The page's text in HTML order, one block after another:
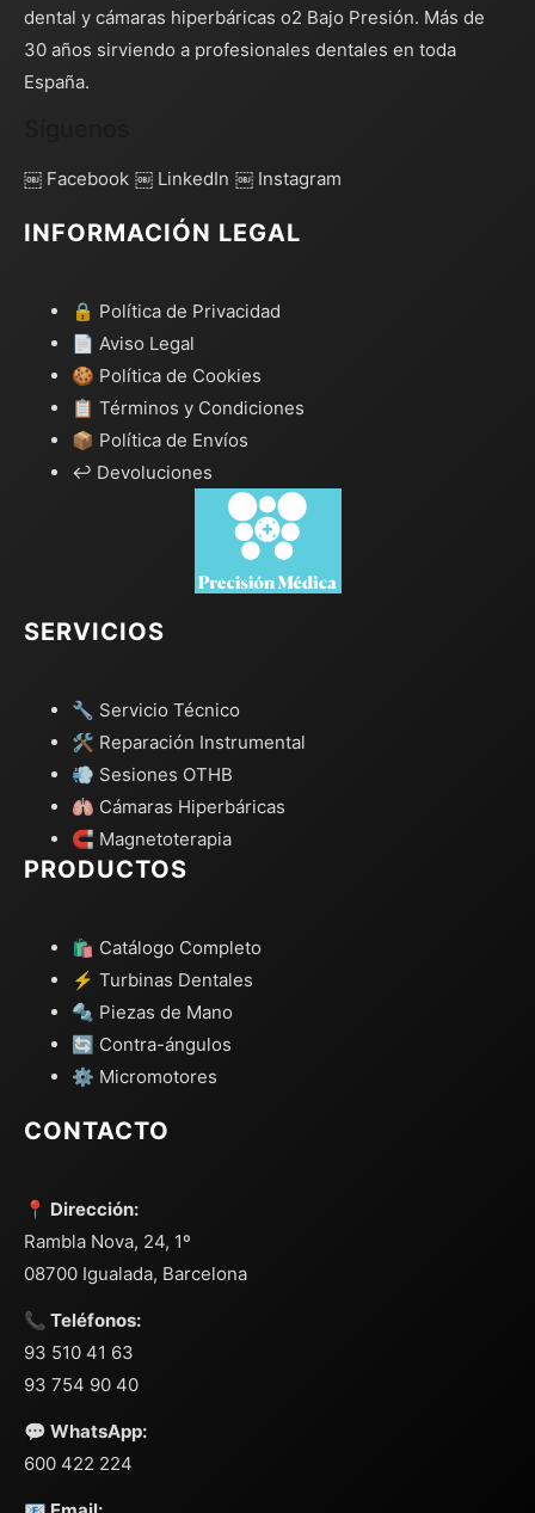
dental y cámaras hiperbáricas o2 Bajo Presión. Más de
30 años sirviendo a profesionales dentales en toda
España.
￼ Facebook ￼ LinkedIn ￼ Instagram
INFORMACIÓN LEGAL
🔒 Política de Privacidad
📄 Aviso Legal
🍪 Política de Cookies
📋 Términos y Condiciones
📦 Política de Envíos
↩️ Devoluciones
SERVICIOS
🔧 Servicio Técnico
🛠️ Reparación Instrumental
💨 Sesiones OTHB
🫁 Cámaras Hiperbáricas
🧲 Magnetoterapia
PRODUCTOS
🛍️ Catálogo Completo
⚡ Turbinas Dentales
🔩 Piezas de Mano
🔄 Contra-ángulos
⚙️ Micromotores
CONTACTO
📍 Dirección:
Rambla Nova, 24, 1º
08700 Igualada, Barcelona
📞 Teléfonos:
93 510 41 63
93 754 90 40
💬 WhatsApp:
600 422 224